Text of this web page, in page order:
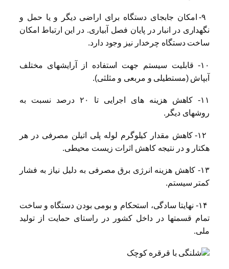
۹- امکان جابجای دستگاه برای اراضی دیگر و یا حمل و
نگهداری در انبار در پایان فصل آبیاری. در این ارتباط امکان
ساخت دستگاه چرخدار نیز وجود دارد.
۱۰- قابلیت سیستم جهت استفاده از آرایشهای مختلف
آبپاش (مستطیلی و مربعی و مثلثی).
۱۱- کاهش هزینه های اجرایی تا ۲۰ درصد نسبت به
روشهای دیگر.
۱۲- کاهش مقدار کیلوگرم لوله پلی اتیلن مصرفی در هر
هکتار و در نتیجه کاهش اثرات زیست محیطی.
۱۳- کاهش هزینه انرژی برق مصرفی به دلیل نیاز به فشار
کمتر سیستم.
۱۴- نهایتا سادگی، استحکام و بومی بودن دستگاه و ساخت
تمام قسمتها در داخل کشور در راستای حمایت از تولید
ملی.